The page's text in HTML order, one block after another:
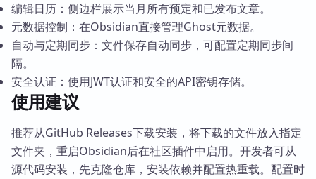
编辑日历：侧边栏展示当月所有预定和已发布文章。
元数据控制：在Obsidian直接管理Ghost元数据。
自动与定期同步：文件保存自动同步，可配置定期同步间
隔。
安全认证：使用JWT认证和安全的API密钥存储。
使用建议
推荐从GitHub Releases下载安装，将下载的文件放入指定
文件夹，重启Obsidian后在社区插件中启用。开发者可从
源代码安装，先克隆仓库，安装依赖并配置热重载。配置时